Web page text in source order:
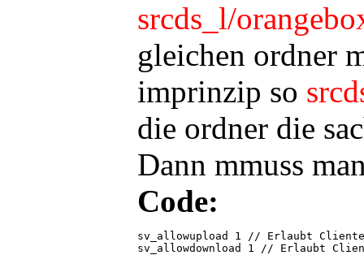
srcds_l/
gleichen ordner
imprinzip so
die ordner die
Dann mmuss
Code:
sv_allowupload 1 // Erlaubt
sv_allowdownload 1 // Erlaubt